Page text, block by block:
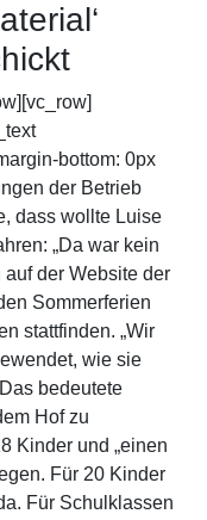
bottom: 0px
der Betrieb
dass wollte Luise
„Da war kein
der Website der
Sommerferien
stattfinden. „Wir
wie sie
bedeutete
Hof zu
Kinder und „einen
Für 20 Kinder
Für Schulklassen